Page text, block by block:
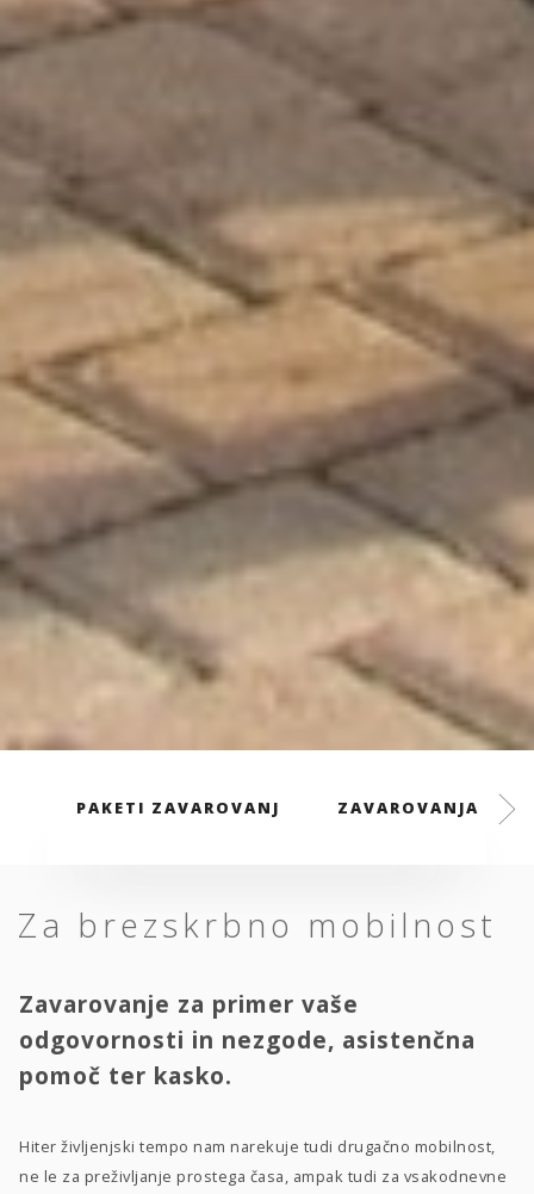
PAKETI ZAVAROVANJ ZAVAROVANJA
Za brezskrbno mobilnost
Zavarovanje za primer vaše
odgovornosti in nezgode, asistenčna
pomoč ter kasko.
Hiter življenjski tempo nam narekuje tudi drugačno mobilnost,
ne le za preživljanje prostega časa, ampak tudi za vsakodnevne